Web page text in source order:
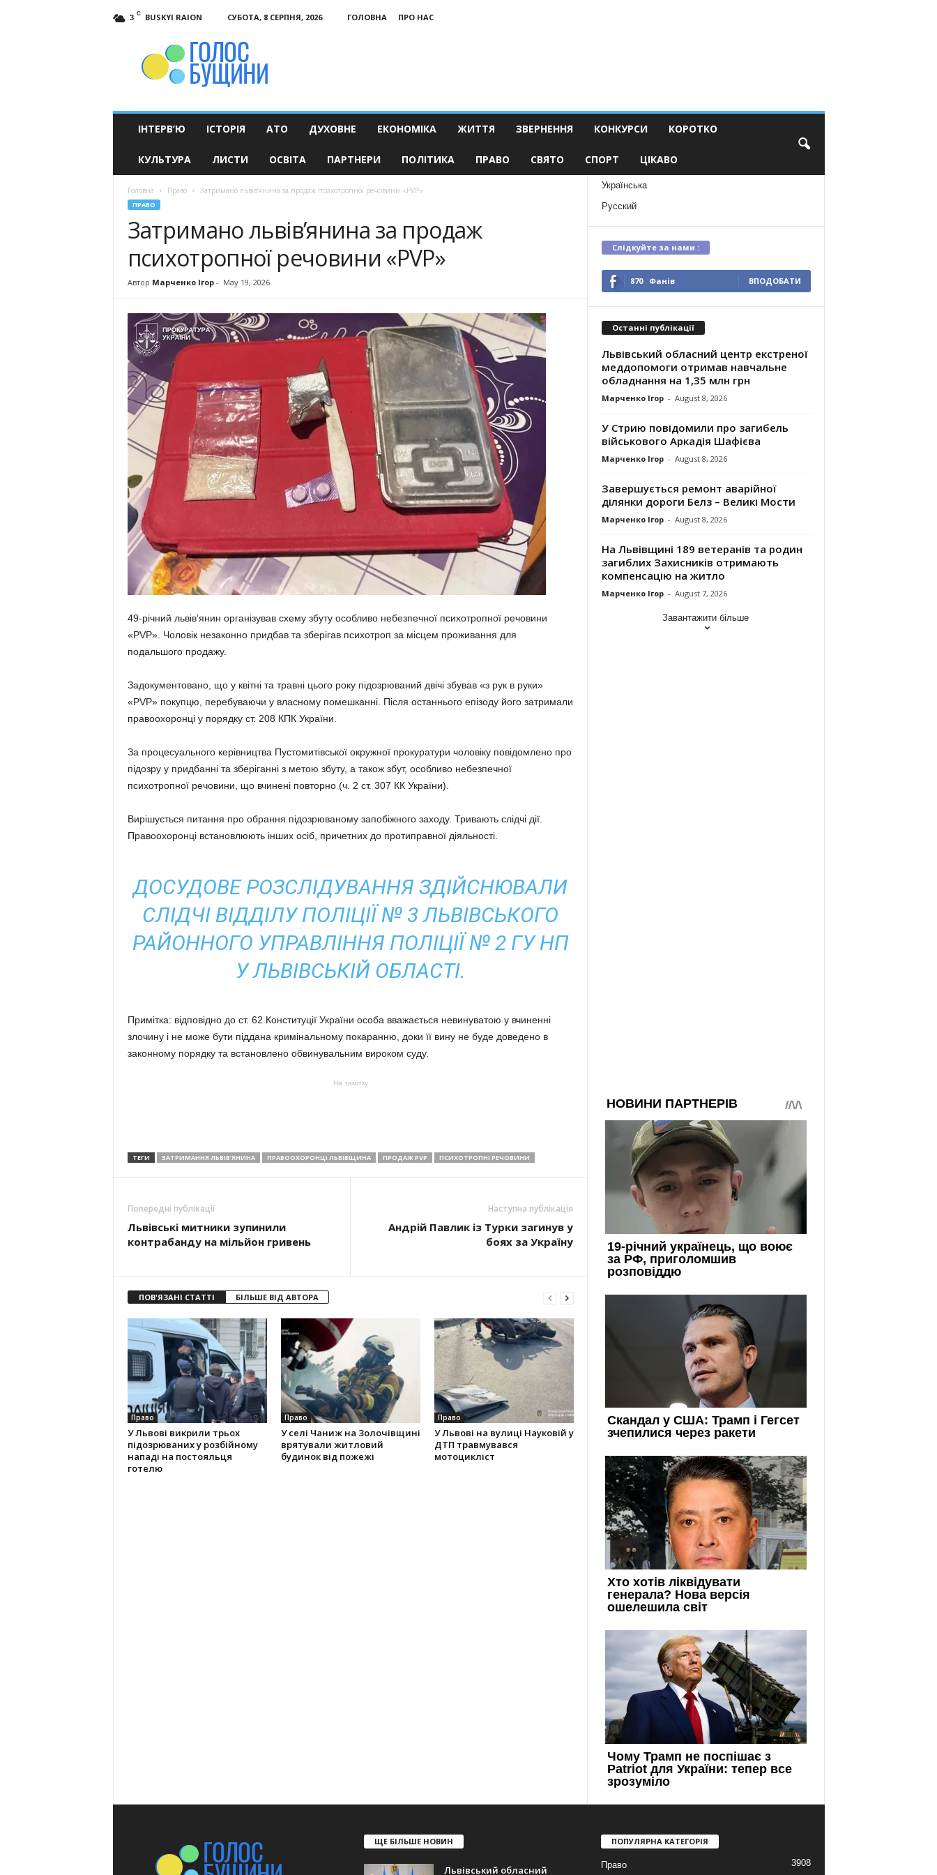
3 C BUSKYI RAION СУБОТА, 8 СЕРПНЯ, 2026 ГОЛОВНА
ПРО НАС
ІНТЕРВ’Ю ІСТОРІЯ АТО ДУХОВНЕ ЕКОНОМІКА ЖИТТЯ ЗВЕРНЕННЯ КОНКУРСИ КОРОТКО
КУЛЬТУРА ЛИСТИ ОСВІТА ПАРТНЕРИ ПОЛІТИКА ПРАВО СВЯТО СПОРТ ЦІКАВО
Головна Право Затримано львів’янина за продаж психотропної речовини «PVP»
ПРАВО
Затримано львів’янина за продаж
психотропної речовини «PVP»
Автор Марченко Ігор- May 19, 2026
49-річний львів’янин організував схему збуту особливо небезпечної психотропної речовини
«PVP». Чоловік незаконно придбав та зберігав психотроп за місцем проживання для
подальшого продажу.
Задокументовано, що у квітні та травні цього року підозрюваний двічі збував «з рук в руки»
«PVP» покупцю, перебуваючи у власному помешканні. Після останнього епізоду його затримали
правоохоронці у порядку ст. 208 КПК України.
За процесуального керівництва Пустомитівської окружної прокуратури чоловіку повідомлено про
підозру у придбанні та зберіганні з метою збуту, а також збут, особливо небезпечної
психотропної речовини, що вчинені повторно (ч. 2 ст. 307 КК України).
Вирішується питання про обрання підозрюваному запобіжного заходу. Тривають слідчі дії.
Правоохоронці встановлюють інших осіб, причетних до протиправної діяльності.
ДОСУДОВЕ РОЗСЛІДУВАННЯ ЗДІЙСНЮВАЛИ
СЛІДЧІ ВІДДІЛУ ПОЛІЦІЇ № 3 ЛЬВІВСЬКОГО
РАЙОННОГО УПРАВЛІННЯ ПОЛІЦІЇ № 2 ГУ НП
У ЛЬВІВСЬКІЙ ОБЛАСТІ.
Примітка: відповідно до ст. 62 Конституції України особа вважається невинуватою у вчиненні
злочину і не може бути піддана кримінальному покаранню, доки її вину не буде доведено в
законному порядку та встановлено обвинувальним вироком суду.
На замітку
ТЕГИ ЗАТРИМАННЯ ЛЬВІВ’ЯНИНА ПРАВООХОРОНЦІ ЛЬВІВЩИНА ПРОДАЖ PVP ПСИХОТРОПНІ РЕЧОВИНИ
Попередні публікації
Львівські митники зупинили
контрабанду на мільйон гривень
Наступна публікація
Андрій Павлик із Турки загинув у
боях за Україну
ПОВ'ЯЗАНІ СТАТТІ БІЛЬШЕ ВІД АВТОРА
Право
У Львові викрили трьох
підозрюваних у розбійному
нападі на постояльця
готелю
Право
У селі Чаниж на Золочівщині
врятували житловий
будинок від пожежі
Право
У Львові на вулиці Науковій у
ДТП травмувався
мотоцикліст
Українська
Русский
Слідкуйте за нами :
870 Фанів ВПОДОБАТИ
Останні публікації
Львівський обласний центр екстреної
меддопомоги отримав навчальне
обладнання на 1,35 млн грн
Марченко Ігор - August 8, 2026
У Стрию повідомили про загибель
військового Аркадія Шафієва
Марченко Ігор - August 8, 2026
Завершується ремонт аварійної
ділянки дороги Белз – Великі Мости
Марченко Ігор - August 8, 2026
На Львівщині 189 ветеранів та родин
загиблих Захисників отримають
компенсацію на житло
Марченко Ігор - August 7, 2026
Завантажити більше
ЩЕ БІЛЬШЕ НОВИН
Львівський обласний
ПОПУЛЯРНА КАТЕГОРІЯ
Право 3908